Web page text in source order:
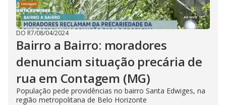
DO R7/08/04/2024
Bairro a Bairro: moradores
denunciam situação precária de
rua em Contagem (MG)
População pede providências no bairro Santa Edwiges, na
região metropolitana de Belo Horizonte